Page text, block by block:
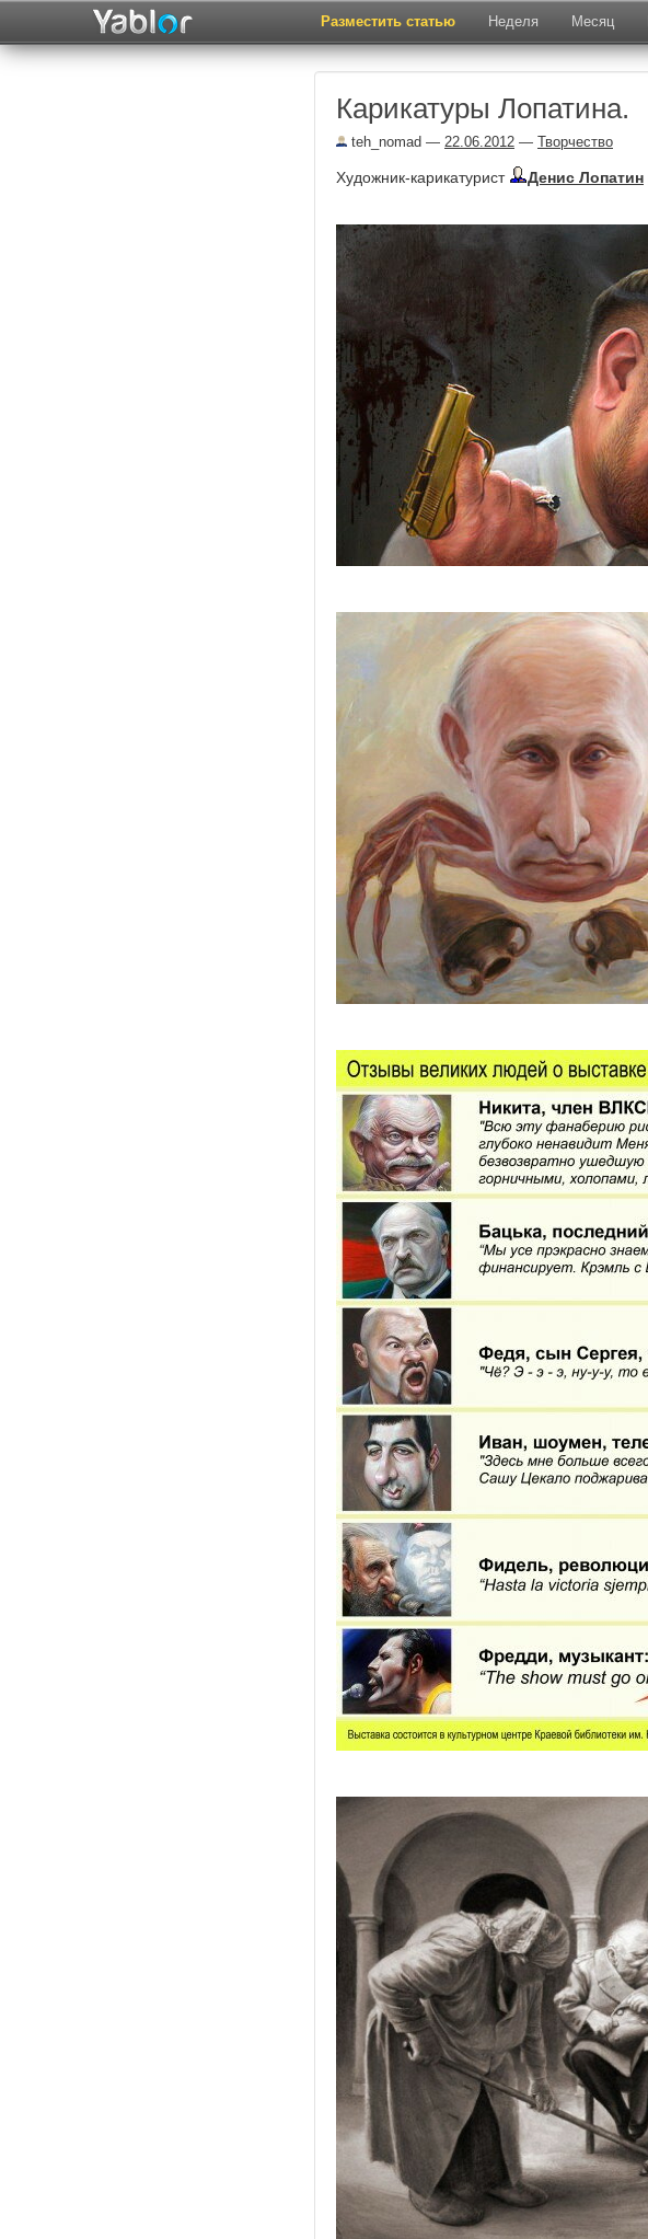
Разместить статью Неделя Месяц
Карикатуры Лопатина.
teh_nomad — 22.06.2012 — Творчество
Художник-карикатурист Денис Лопатин